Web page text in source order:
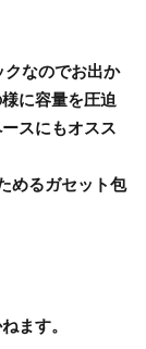
クなのでお出か
に容量を圧迫
スにもオスス
めるガセット包
ます。